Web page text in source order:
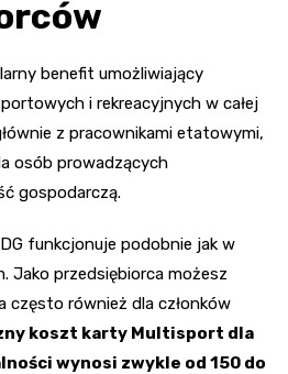
benefit umożliwiający
i rekreacyjnych w całej
z pracownikami etatowymi,
osób prowadzących
gospodarczą.
funkcjonuje podobnie jak w
Jako przedsiębiorca możesz
często również dla członków
koszt karty Multisport dla
wynosi zwykle od 150 do